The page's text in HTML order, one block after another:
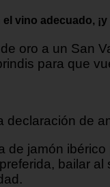
vino adecuado,
oro a un San
para que
declaración de
de jamón
bailar